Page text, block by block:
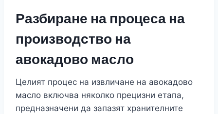
Разбиране на процеса на
производство на
авокадово масло
Целият процес на извличане на авокадово
масло включва няколко прецизни етапа,
предназначени да запазят хранителните